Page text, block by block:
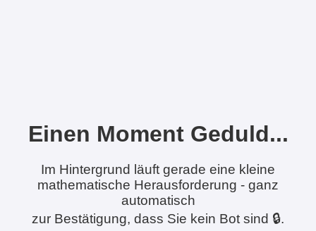
Einen Moment Geduld...
Im Hintergrund läuft gerade eine kleine
mathematische Herausforderung - ganz
automatisch
zur Bestätigung, dass Sie kein Bot sind 🔒.